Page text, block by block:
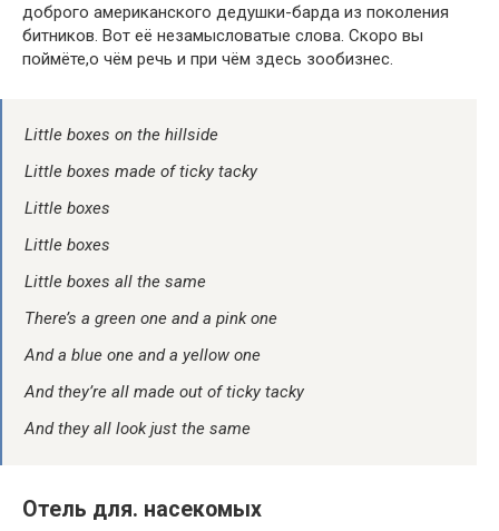
доброго американского дедушки-барда из поколения
битников. Вот её незамысловатые слова. Скоро вы
поймёте,о чём речь и при чём здесь зообизнес.
Little boxes on the hillside
Little boxes made of ticky tacky
Little boxes
Little boxes
Little boxes all the same
There’s a green one and a pink one
And a blue one and a yellow one
And they’re all made out of ticky tacky
And they all look just the same
Отель для. насекомых